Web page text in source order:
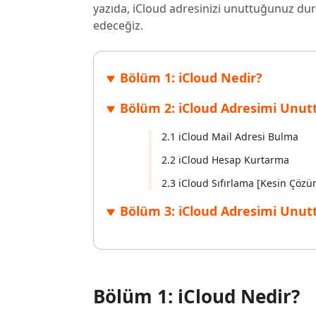
Windows'ta silinen dosyaları kurtarın Mac'te
Tüm Ürünleri İncele
Android için UltData Uygulaması
Android verilerini PC olmadan kurtarın iPhone'u
PixPretty AI Fotoğraf Düzenleyici
Ücretsiz
Ücretsiz Online AI Fotoğraf Düzenleme Aracı AI ile
yazıda, iCloud adresinizi unuttuğunuz
edeceğiz.
Bölüm 1: iCloud Nedir?
Bölüm 2: iCloud Adresimi
2.1 iCloud Mail Adresi Bulma
2.2 iCloud Hesap Kurtarma
2.3 iCloud Sıfırlama [Kesin
Bölüm 3: iCloud Adresimi
Bölüm 1: iCloud Nedir?